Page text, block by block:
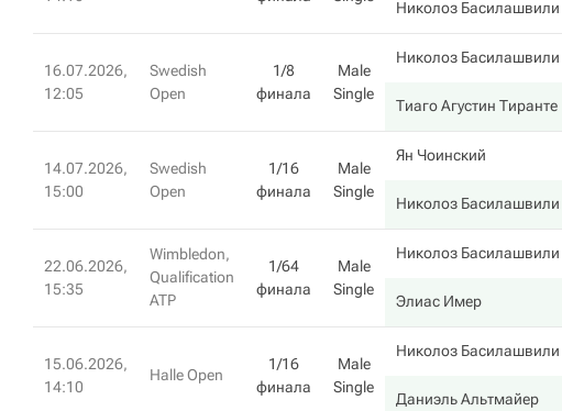
Николоз Басилашвили
16.07.2026,
12:05
Swedish
Open
1/8
финала
Male
Single
Николоз Басилашвили
Тиаго Агустин Тиранте
14.07.2026,
15:00
Swedish
Open
1/16
финала
Male
Single
Ян Чоинский
Николоз Басилашвили
22.06.2026,
15:35
Wimbledon,
Qualification
ATP
1/64
финала
Male
Single
Николоз Басилашвили
Элиас Имер
15.06.2026,
14:10
Halle Open
1/16
финала
Male
Single
Николоз Басилашвили
Даниэль Альтмайер